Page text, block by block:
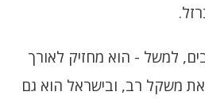
למשל - הוא מחזיק לאורך
משקל רב, ובישראל הוא גם